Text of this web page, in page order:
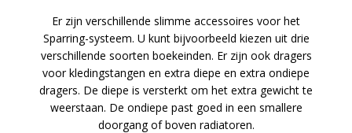
Er zijn verschillende slimme accessoires voor het
Sparring-systeem. U kunt bijvoorbeeld kiezen uit drie
verschillende soorten boekeinden. Er zijn ook dragers
voor kledingstangen en extra diepe en extra ondiepe
dragers. De diepe is versterkt om het extra gewicht te
weerstaan. De ondiepe past goed in een smallere
doorgang of boven radiatoren.